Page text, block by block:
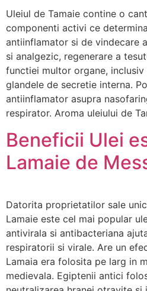
Uleiul de Tamaie contine o
componenti activi ce
antiinflamator si de vindecare
si analgezic, regenerare a
functiei multor organe,
glandele de secretie interna.
antiinflamator asupra
respirator. Aroma uleiului de
Beneficii Ulei
Lamaie de
Datorita proprietatilor sale
Lamaie este cel mai popular
antivirala si antibacteriana
respiratorii si virale. Are un
Lamaia era folosita pe larg in
medievala. Egiptenii antici